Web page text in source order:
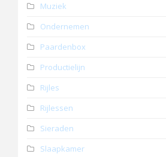
Muziek
Ondernemen
Paardenbox
Productielijn
Rijles
Rijlessen
Sieraden
Slaapkamer